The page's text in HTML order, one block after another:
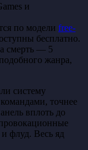
и
по модели free-
бесплатно.
смерть — 5
жанра,
систему
точнее
вплоть до
флуд. Весь яд